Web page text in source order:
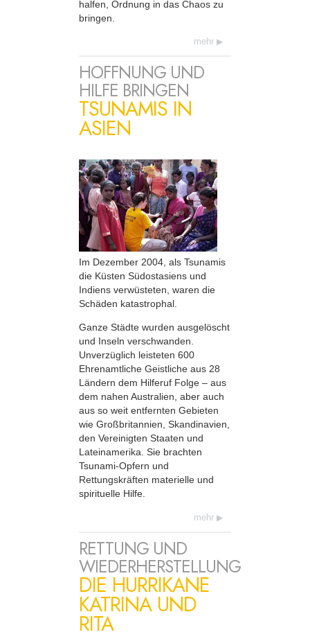
halfen, Ordnung in das Chaos zu
bringen.
mehr
HOFFNUNG UND
HILFE BRINGEN
TSUNAMIS IN
ASIEN
Im Dezember 2004, als Tsunamis
die Küsten Südostasiens und
Indiens verwüsteten, waren die
Schäden katastrophal.
Ganze Städte wurden ausgelöscht
und Inseln verschwanden.
Unverzüglich leisteten 600
Ehrenamtliche Geistliche aus 28
Ländern dem Hilferuf Folge – aus
dem nahen Australien, aber auch
aus so weit entfernten Gebieten
wie Großbritannien, Skandinavien,
den Vereinigten Staaten und
Lateinamerika. Sie brachten
Tsunami-Opfern und
Rettungskräften materielle und
spirituelle Hilfe.
mehr
RETTUNG UND
WIEDERHERSTELLUNG
DIE HURRIKANE
KATRINA UND
RITA